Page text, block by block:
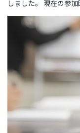
しました。 現在の参